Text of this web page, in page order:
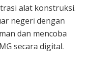
alat konstruksi.
negeri dengan
dan mencoba
secara digital.